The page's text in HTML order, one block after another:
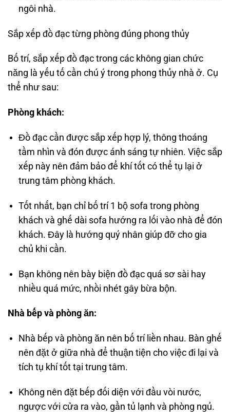
ngôi nhà.
Sắp xếp đồ đạc từng phòng đúng phong thủy
Bố trí, sắp xếp đồ đạc trong các không gian chức
năng là yếu tố cần chú ý trong phong thủy nhà ở. Cụ
thể như sau:
Phòng khách:
Đồ đạc cần được sắp xếp hợp lý, thông thoáng
tầm nhìn và đón được ánh sáng tự nhiên. Việc sắp
xếp này nên đảm bảo để khí tốt có thể tụ lại ở
trung tâm phòng khách.
Tốt nhất, bạn chỉ bố trí 1 bộ sofa trong phòng
khách và ghế dài sofa hướng ra lối vào nhà để đón
khách. Đây là hướng quý nhân giúp đỡ cho gia
chủ khi cần.
Bạn không nên bày biện đồ đạc quá sơ sài hay
nhiều quá mức, nhồi nhét gây bừa bộn.
Nhà bếp và phòng ăn:
Nhà bếp và phòng ăn nên bố trí liền nhau. Bàn ghế
nên đặt ở giữa nhà để thuận tiện cho việc đi lại và
tích tụ khí tốt tại trung tâm.
Không nên đặt bếp đối diện với đầu vòi nước,
ngược với cửa ra vào, gần tủ lạnh và phòng ngủ.